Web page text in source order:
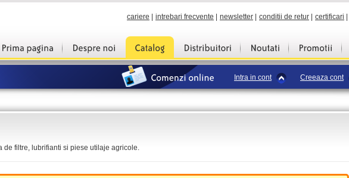
cariere intrebari frecvente newsletter conditii de retur certificari
Intra in cont Creeaza cont
de filtre, lubrifianti si piese utilaje agricole.